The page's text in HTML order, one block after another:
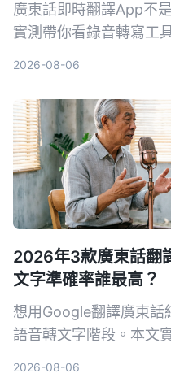
廣東話即時翻譯App不
實測帶你看錄音轉寫工
2026-08-06
2026年3款廣東話翻
文字準確率誰最高？
想用Google翻譯廣東話
語音轉文字階段。本文
2026-08-06